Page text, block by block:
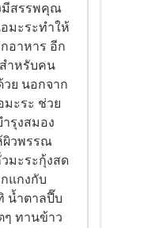
มีสรรพคุณ
มะระทำให้
อาหาร อีก
ำหรับคน
วย นอกจาก
มะระ ช่วย
รุงสมอง
ผิวพรรณ
วมะระกุ้งสด
แกงกับ
น้ำตาลปี๊บ
ๆ ทานข้าว